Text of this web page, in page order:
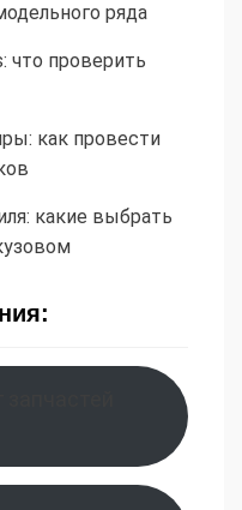
ряда
что проверить
как провести
какие выбрать